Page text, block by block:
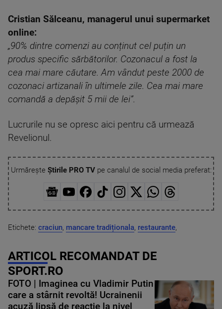
Cristian Sălceanu, managerul unui supermarket
online:
„90% dintre comenzi au conținut cel puțin un
produs specific sărbătorilor. Cozonacul a fost la
cea mai mare căutare. Am vândut peste 2000 de
cozonaci artizanali în ultimele zile. Cea mai mare
comandă a depășit 5 mii de lei”.
Lucrurile nu se opresc aici pentru că urmează
Revelionul.
Urmărește Știrile PRO TVpe canalul de social media preferat:
Etichete: craciun, mancare tradiționala, restaurante,
ARTICOL RECOMANDAT DE
SPORT.RO
FOTO | Imaginea cu Vladimir Putin
care a stârnit revoltă! Ucrainenii
acuză lipsă de reacție la nivel